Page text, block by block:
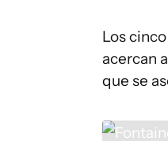
Los
acercan
que se